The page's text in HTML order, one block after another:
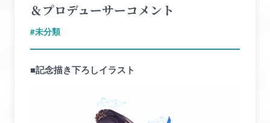
未分類
＆プロデューサーコメント
■記念描き下ろしイラスト